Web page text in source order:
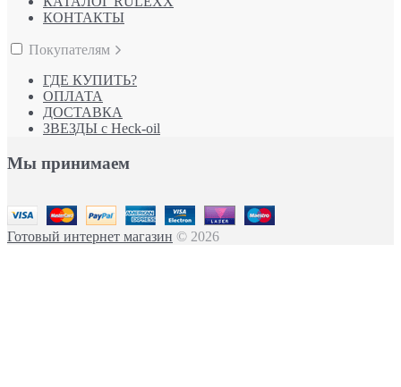
КОНТАКТЫ
Покупателям
ГДЕ КУПИТЬ?
ОПЛАТА
ДОСТАВКА
ЗВЕЗДЫ с Heck-oil
Мы принимаем
Готовый интернет магазин © 2026